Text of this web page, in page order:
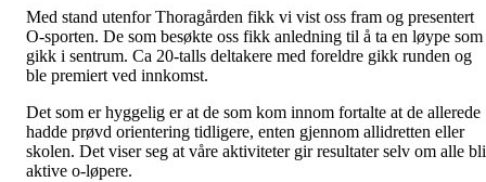
Med stand utenfor Thoragården fikk vi vist oss fram og presentert
O-sporten. De som besøkte oss fikk anledning til å ta en løype som
gikk i sentrum. Ca 20-talls deltakere med foreldre gikk runden og
ble premiert ved innkomst.
Det som er hyggelig er at de som kom innom fortalte at de allerede
hadde prøvd orientering tidligere, enten gjennom allidretten eller
skolen. Det viser seg at våre aktiviteter gir resultater selv om alle
aktive o-løpere.